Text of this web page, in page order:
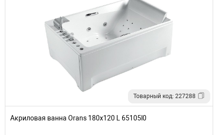
Товарный код: 227288
Акриловая ванна Orans 180x120 L 65105l0